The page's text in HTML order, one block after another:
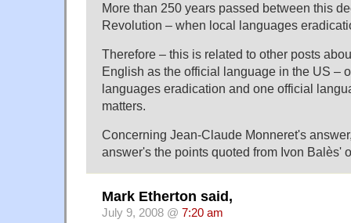
More than 250 years passed between this
Revolution – when local languages
Therefore – this is related to other posts
English as the official language in the US –
languages eradication and one official
matters.
Concerning Jean-Claude Monneret's
answer's the points quoted from Ivon Balès'
Mark Etherton said,
July 9, 2008 @ 7:20 am